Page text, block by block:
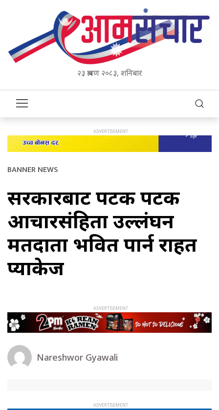
२३ श्रावण २०८३, शनिबार
BANNER NEWS
सरकारबाट पटक पटक
आचारसंहिता उल्लंघन
मतदाता प्रभवित पार्न राहत
प्याकेज
Nareshwor Gyawali